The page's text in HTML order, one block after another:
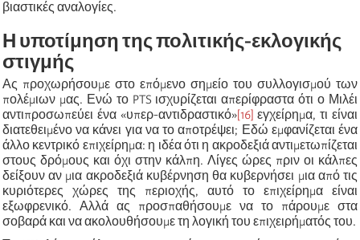
βιαστικές αναλογίες.
Η υποτίμηση της πολιτικής-εκλογικής
στιγμής
Ας προχωρήσουμε στο επόμενο σημείο του συλλογισμού των
πολέμιων μας. Ενώ το PTS ισχυρίζεται απερίφραστα ότι ο Μιλέι
αντιπροσωπεύει ένα «υπερ-αντιδραστικό»[16] εγχείρημα, τι είναι
διατεθειμένο να κάνει για να το αποτρέψει; Εδώ εμφανίζεται ένα
άλλο κεντρικό επιχείρημα: η ιδέα ότι η ακροδεξιά αντιμετωπίζεται
στους δρόμους και όχι στην κάλπη. Λίγες ώρες πριν οι κάλπες
δείξουν αν μια ακροδεξιά κυβέρνηση θα κυβερνήσει μια από τις
κυριότερες χώρες της περιοχής, αυτό το επιχείρημα είναι
εξωφρενικό. Αλλά ας προσπαθήσουμε να το πάρουμε στα
σοβαρά και να ακολουθήσουμε τη λογική του επιχειρήματός του.